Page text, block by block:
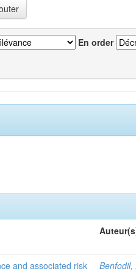
En order
and associated risk
Benfodil,